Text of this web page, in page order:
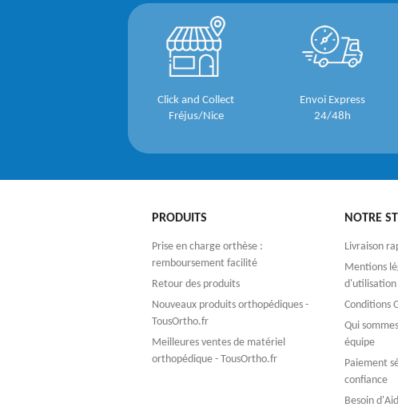
Click and Collect
Fréjus/Nice
Envoi Express
24/48h
PRODUITS
Prise en charge orthèse :
remboursement facilité
Retour des produits
Nouveaux produits orthopédiques -
TousOrtho.fr
Meilleures ventes de matériel
orthopédique - TousOrtho.fr
NOTRE
Livraison
Mentions
d'utilisation
Conditions
Qui
équipe
Paiement
confiance
Besoin